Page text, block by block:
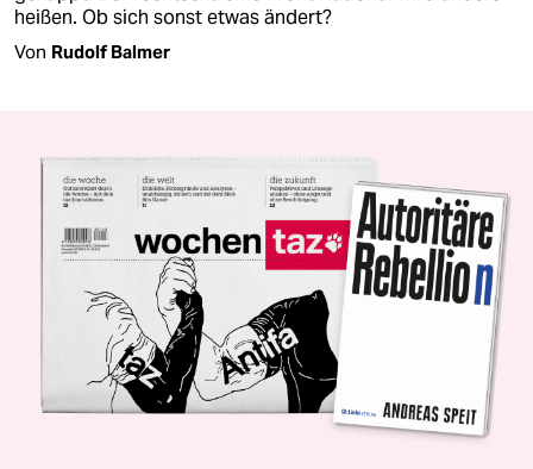
heißen. Ob sich sonst etwas ändert?
Von Rudolf Balmer